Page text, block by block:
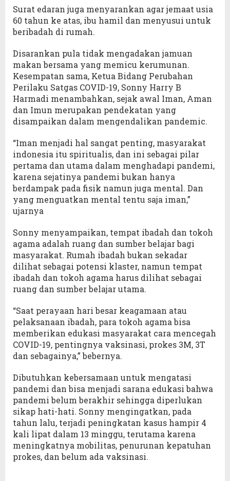
Surat edaran juga menyarankan agar jemaat usia
60 tahun ke atas, ibu hamil dan menyusui untuk
beribadah di rumah.
Disarankan pula tidak mengadakan jamuan
makan bersama yang memicu kerumunan.
Kesempatan sama, Ketua Bidang Perubahan
Perilaku Satgas COVID-19, Sonny Harry B
Harmadi menambahkan, sejak awal Iman, Aman
dan Imun merupakan pendekatan yang
disampaikan dalam mengendalikan pandemic.
“Iman menjadi hal sangat penting, masyarakat
indonesia itu spiritualis, dan ini sebagai pilar
pertama dan utama dalam menghadapi pandemi,
karena sejatinya pandemi bukan hanya
berdampak pada fisik namun juga mental. Dan
yang menguatkan mental tentu saja iman,”
ujarnya
Sonny menyampaikan, tempat ibadah dan tokoh
agama adalah ruang dan sumber belajar bagi
masyarakat. Rumah ibadah bukan sekadar
dilihat sebagai potensi klaster, namun tempat
ibadah dan tokoh agama harus dilihat sebagai
ruang dan sumber belajar utama.
“Saat perayaan hari besar keagamaan atau
pelaksanaan ibadah, para tokoh agama bisa
memberikan edukasi masyarakat cara mencegah
COVID-19, pentingnya vaksinasi, prokes 3M, 3T
dan sebagainya,” bebernya.
Dibutuhkan kebersamaan untuk mengatasi
pandemi dan bisa menjadi sarana edukasi bahwa
pandemi belum berakhir sehingga diperlukan
sikap hati-hati. Sonny mengingatkan, pada
tahun lalu, terjadi peningkatan kasus hampir 4
kali lipat dalam 13 minggu, terutama karena
meningkatnya mobilitas, penurunan kepatuhan
prokes, dan belum ada vaksinasi.